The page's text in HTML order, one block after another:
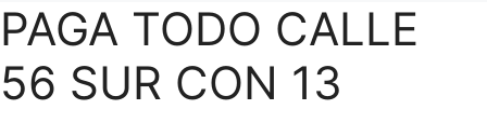
PAGA TODO CALLE
56 SUR CON 13